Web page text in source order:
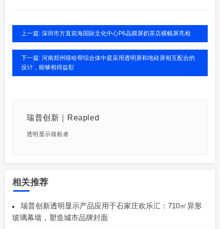
上一篇: 深圳市方直前海国际文化中心P6晶膜屏奶茶店横幅屏亮相
下一篇: 河南郑州嘻哈帮综合体中庭采用透明屏和地砖屏相互配合的
设计，能够相得益彰
瑞普创新｜Reapled
透明显示领航者
相关推荐
瑞普创新透明显示产品应用于石家庄欢乐汇：710㎡异形
玻璃幕墙，塑造城市品牌封面